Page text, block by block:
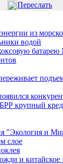
Переслать
из
водой
крупный
"Экология и
слое
и китайское